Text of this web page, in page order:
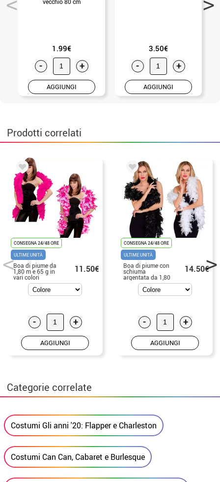
1.99€
- +
AGGIUNGI
3.50€
- +
AGGIUNGI
Prodotti correlati
CONSEGNA 24/48 ORE
ULTIME UNITÀ
Boa di piume da
1,80 m e 65 g in
vari colori
11.50€
- +
AGGIUNGI
CONSEGNA 24/48 ORE
ULTIME UNITÀ
Boa di piume con
schiuma
argentata da 1,80
m e 80 g in vari
14.50€
- +
AGGIUNGI
Categorie correlate
Costumi Gli anni '20: Flapper e Charleston
Costumi Can Can, Cabaret e Burlesque